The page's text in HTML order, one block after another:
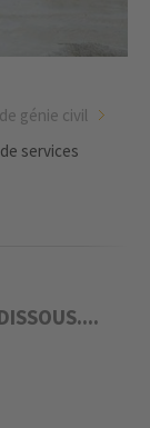
génie civil
services